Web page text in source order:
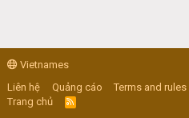
Vietnames
Liên hệ
Quảng cáo Terms and rules
Trang chủ
R
S